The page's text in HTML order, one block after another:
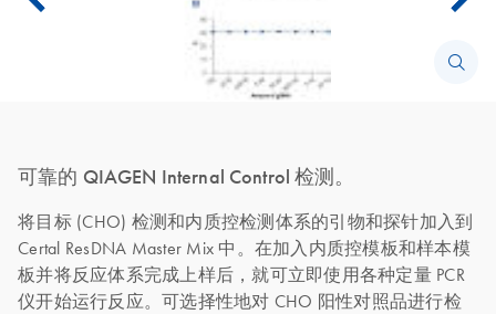
可靠的 QIAGEN Internal Control 检测。
将目标 (CHO) 检测和内质控检测体系的引物和探针加入到
Certal ResDNA Master Mix 中。在加入内质控模板和样本模
板并将反应体系完成上样后，就可立即使用各种定量 PCR
仪开始运行反应。可选择性地对 CHO 阳性对照品进行检